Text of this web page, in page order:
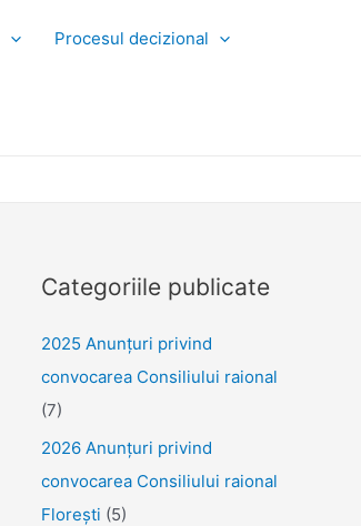
Procesul decizional
Categoriile publicate
2025 Anunţuri privind
convocarea Consiliului raional
(7)
2026 Anunțuri privind
convocarea Consiliului raional
Florești (5)